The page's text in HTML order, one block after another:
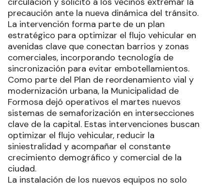
precaución ante la nueva dinámica del tránsito.
La intervención forma parte de un plan
estratégico para optimizar el flujo vehicular en
avenidas clave que conectan barrios y zonas
comerciales, incorporando tecnología de
sincronización para evitar embotellamientos.
Como parte del Plan de reordenamiento vial y
modernización urbana, la Municipalidad de
Formosa dejó operativos el martes nuevos
sistemas de semaforización en intersecciones
clave de la capital. Estas intervenciones buscan
optimizar el flujo vehicular, reducir la
siniestralidad y acompañar el constante
crecimiento demográfico y comercial de la
ciudad.
La instalación de los nuevos equipos no solo